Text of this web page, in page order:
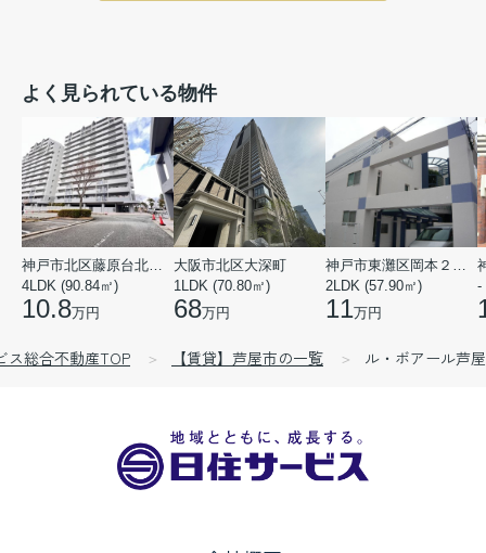
よく見られている物件
神戸市北区藤原台北町５丁目
4LDK (90.84㎡)
10.8万円
大阪市北区大深町
1LDK (70.80㎡)
68万円
神戸市東灘区岡本２丁目
2LDK (57.90㎡)
11万円
-
ス総合不動産TOP 【賃貸】芦屋市の一覧 ル・ボアール芦屋